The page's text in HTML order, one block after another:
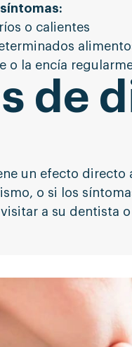
o calientes
o la encía
de
un efecto
o si los
a su dentista